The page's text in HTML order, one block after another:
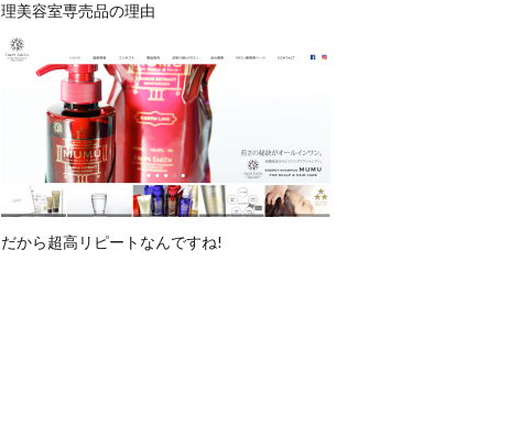
理美容室専売品の理由
だから超高リピートなんですね!